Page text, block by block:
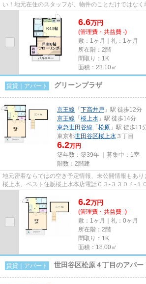
い！地元在住のスタッフが、物件のことだけではな
などもしっかりご説明します...
6.6万円
(管理費・共益費 -)
敷：1ヶ月｜礼：1ヶ月
所在階：2階
間取り：1K
面積：23.10㎡
賃貸｜アパート グリーンプラザ
京王線 「 下高井戸 」駅 徒歩12分
京王線 「 桜上水 」駅 徒歩14分
東急世田谷線 「 松原 」駅 徒歩11
東京都世田谷区桜上水 ３丁目
6.2万円
築年数：築39年 ｜募集中： 1室
階数：2階建
地元密着ならではの空き予定情報、未公開情報もあ
桜上水、ベスト住販桜上水本店電話０３-３３０４-１
6.2万円
(管理費・共益費 -)
敷：1ヶ月｜礼：0ヶ月
所在階：2階
間取り：1K
面積：18.00㎡
賃貸｜アパート 世田谷区松原４丁目のアパー